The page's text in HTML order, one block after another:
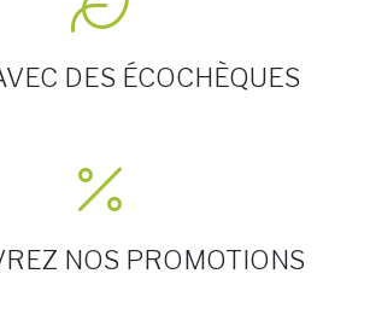
DES ÉCOCHÈQUES
NOS PROMOTIONS